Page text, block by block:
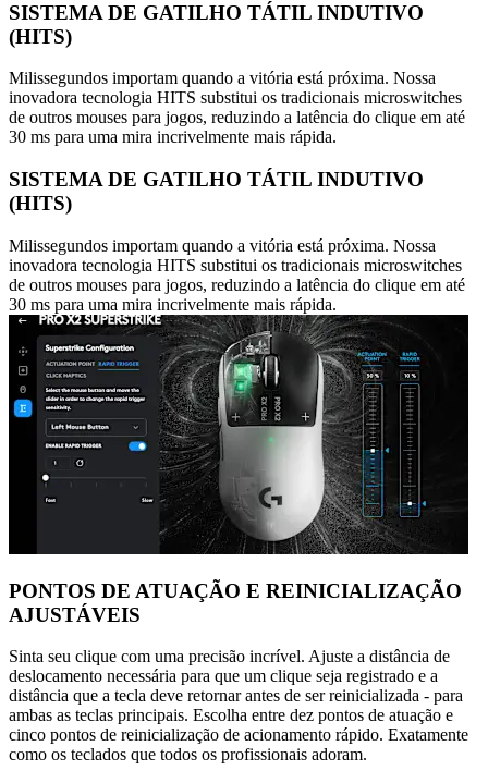
SISTEMA DE GATILHO TÁTIL INDUTIVO
(HITS)
Milissegundos importam quando a vitória está próxima. Nossa
inovadora tecnologia HITS substitui os tradicionais microswitches
de outros mouses para jogos, reduzindo a latência do clique em até
30 ms para uma mira incrivelmente mais rápida.
SISTEMA DE GATILHO TÁTIL INDUTIVO
(HITS)
Milissegundos importam quando a vitória está próxima. Nossa
inovadora tecnologia HITS substitui os tradicionais microswitches
de outros mouses para jogos, reduzindo a latência do clique em até
30 ms para uma mira incrivelmente mais rápida.
PONTOS DE ATUAÇÃO E REINICIALIZAÇÃO
AJUSTÁVEIS
Sinta seu clique com uma precisão incrível. Ajuste a distância de
deslocamento necessária para que um clique seja registrado e a
distância que a tecla deve retornar antes de ser reinicializada - para
ambas as teclas principais. Escolha entre dez pontos de atuação e
cinco pontos de reinicialização de acionamento rápido. Exatamente
como os teclados que todos os profissionais adoram.